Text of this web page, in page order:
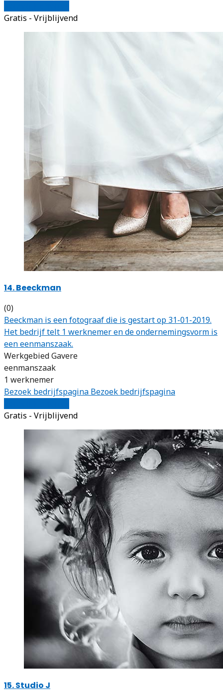
Gratis - Vrijblijvend
14. Beeckman
(0)
Beeckman is een fotograaf die is gestart op 31-01-2019.
Het bedrijf telt 1 werknemer en de ondernemingsvorm is
een eenmanszaak.
Werkgebied Gavere
eenmanszaak
1 werknemer
Bezoek bedrijfspagina Bezoek bedrijfspagina
Gratis - Vrijblijvend
15. Studio J